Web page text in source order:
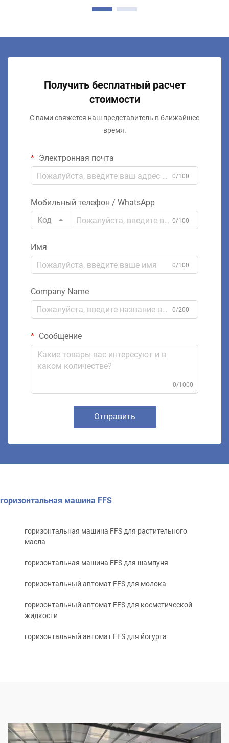
Получить бесплатный расчет
стоимости
С вами свяжется наш представитель в ближайшее
время.
Электронная почта
0/100
Мобильный телефон / WhatsApp
Код
0/100
Имя
0/100
Company Name
0/200
Сообщение
0/1000
Отправить
горизонтальная машина FFS
горизонтальная машина FFS для растительного
масла
горизонтальная машина FFS для шампуня
горизонтальный автомат FFS для молока
горизонтальный автомат FFS для косметической
жидкости
горизонтальный автомат FFS для йогурта